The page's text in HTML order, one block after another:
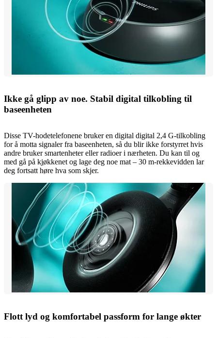
Ikke gå glipp av noe. Stabil digital tilkobling til
baseenheten
Disse TV-hodetelefonene bruker en digital digital 2,4 G-tilkobling
for å motta signaler fra baseenheten, så du blir ikke forstyrret hvis
andre bruker smartenheter eller radioer i nærheten. Du kan til og
med gå på kjøkkenet og lage deg noe mat – 30 m-rekkevidden lar
deg fortsatt høre hva som skjer.
Flott lyd og komfortabel passform for lange økter